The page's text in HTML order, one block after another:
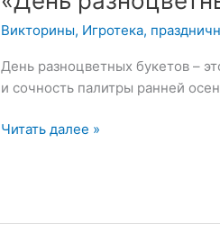
Викторины, Игротека,
День разноцветных букетов –
и сочность палитры ранней
Викторина
Читать далее »